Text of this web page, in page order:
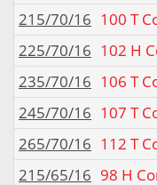
215/70/16 100 T
225/70/16 102 H
235/70/16 106 T
245/70/16 107 T
265/70/16 112 T
215/65/16 98 H